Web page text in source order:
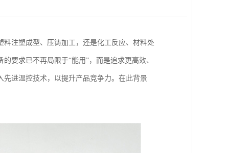
注塑成型、压铸加工，还是化工反应、材料处
要求已不再局限于“能用”，而是追求更高效、
进温控技术，以提升产品竞争力。在此背景